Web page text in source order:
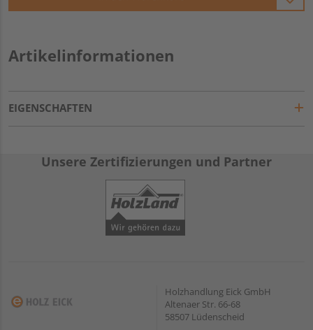
Artikelinformationen
EIGENSCHAFTEN
Unsere Zertifizierungen und Partner
Holzhandlung Eick GmbH
Altenaer Str. 66-68
58507 Lüdenscheid